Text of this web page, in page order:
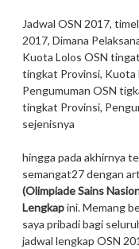
Jadwal OSN 2017,
2017, Dimana
Kuota Lolos OSN
tingkat Provinsi, Kuota
Pengumuman OSN
tingkat Provinsi,
sejenisnya
hingga pada akhirnya
semangat27 dengan
(Olimpiade Sains
Lengkapini. Memang
saya pribadi bagi
jadwal lengkap OSN